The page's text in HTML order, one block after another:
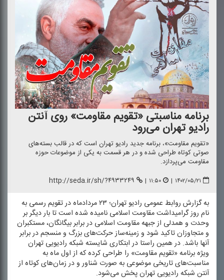
برنامه مناسبتی «تقویم مقاومت» روی آنتن
رادیو تهران می‌رود
«تقویم مقاومت»، برنامه جدید رادیو تهران است كه در قالب بسته‌های
صوتی كوتاه طراحی شده و در هر قسمت به یكی از موضوعات حوزه
مقاومت می‌پردازد.
۱۴۰۲/۰۵/۲۱ | ۱۱:۵۰ | http://seda.ir/sh/?۴۹۳۳۲۴۹
به گزارش روابط عمومی رادیو تهران؛ ۲۳ مردادماه در تقویم رسمی به
نام روز گرامیداشت مقاومت اسلامی نامیده شده است تا بار دیگر بر
وحدت و همدلی از جبهه مقاومت اسلامی در برابر بیگانگان، مستكبران
و متجاوزان تاكید شود و زمینه‌ساز حركت‌های بزرگ و منسجم در برابر
آنها باشد. در همین راستا در ابتكاری شایسته شبكه رادیویی تهران
ویژه برنامه «تقویم مقاومت» را طراحی كرده كه از اول ماه به
مناسبت‌های تاریخی موضوعی به صورت شناور و در زمان‌های كوتاه از
آنتن شبكه رادیویی تهران پخش می‌شود.